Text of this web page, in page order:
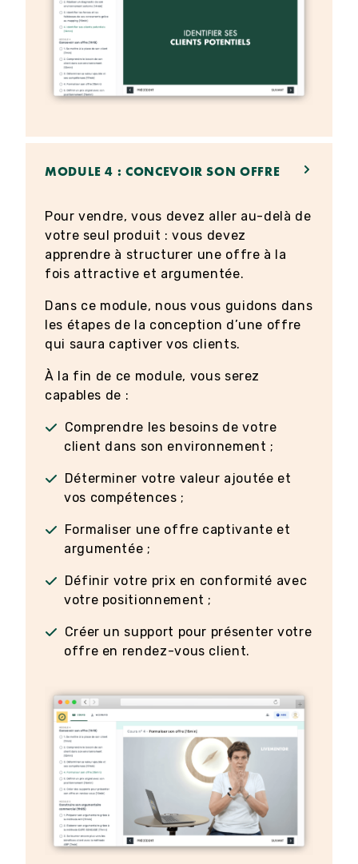
MODULE 4 : CONCEVOIR SON OFFRE
Pour vendre, vous devez aller au-delà de
votre seul produit : vous devez
apprendre à structurer une offre à la
fois attractive et argumentée.
Dans ce module, nous vous guidons dans
les étapes de la conception d’une offre
qui saura captiver vos clients.
À la fin de ce module, vous serez
capables de :
Comprendre les besoins de votre
client dans son environnement ;
Déterminer votre valeur ajoutée et
vos compétences ;
Formaliser une offre captivante et
argumentée ;
Définir votre prix en conformité avec
votre positionnement ;
Créer un support pour présenter votre
offre en rendez-vous client.